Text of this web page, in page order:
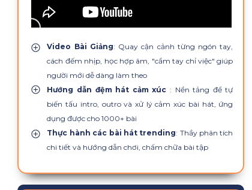
Video Bài Giảng: Quay cận cảnh từng ngón tay,
cách đếm nhịp, học hợp âm, "cầm tay chỉ việc" giúp
người mới dễ dàng làm theo
Hướng dẫn đệm hát cảm xúc : Nền tảng để tự
biến tấu intro, outro và xử lý cảm xúc bài hát, ứng
dụng được cho 1000+ bài
Thực hành các bài hát trending: Thầy phân tích
chi tiết và hướng dẫn chơi, chấm chữa bài tập